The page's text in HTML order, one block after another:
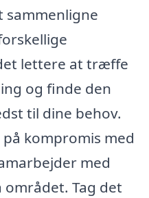
sammenligne
lettere at træffe
og finde den
til dine behov.
kompromis med
med
Tag det